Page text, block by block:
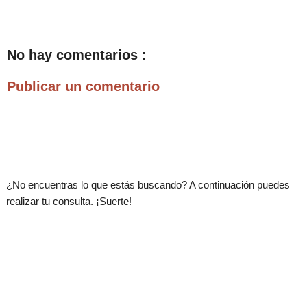
No hay comentarios :
Publicar un comentario
¿No encuentras lo que estás buscando? A continuación puedes
realizar tu consulta. ¡Suerte!